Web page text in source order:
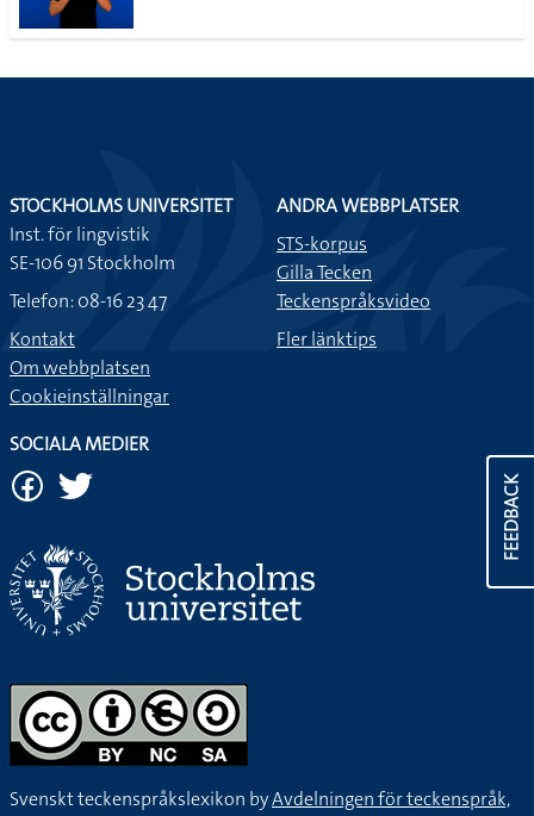
FEEDBACK
STOCKHOLMS UNIVERSITET
Inst. för lingvistik
SE-106 91 Stockholm
Telefon: 08-16 23 47
Kontakt
Om webbplatsen
Cookieinställningar
ANDRA WEBBPLATSER
STS-korpus
Gilla Tecken
Teckenspråksvideo
Fler länktips
SOCIALA MEDIER
Svenskt teckenspråkslexikon byAvdelningen för teckenspråk,